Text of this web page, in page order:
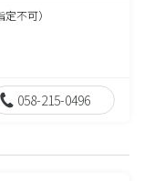
不可）
058-215-0496